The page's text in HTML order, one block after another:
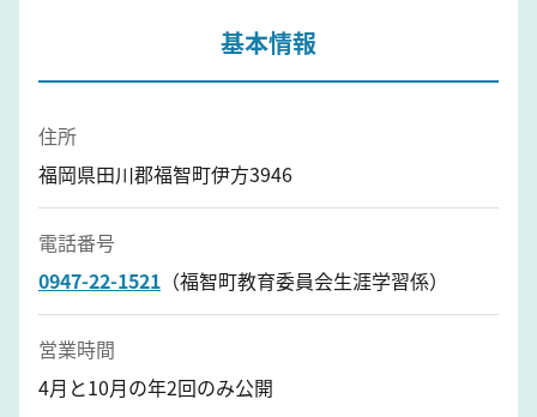
基本情報
住所
福岡県田川郡福智町伊方3946
電話番号
0947-22-1521 （福智町教育委員会生涯学習係）
営業時間
4月と10月の年2回のみ公開